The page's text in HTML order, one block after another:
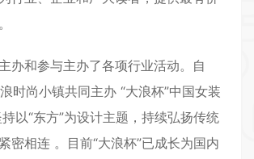
办和参与主办了各项行业活动。自
时尚小镇共同主办 “大浪杯”中国女装
以“东方”为设计主题，持续弘扬传统
密相连 。目前“大浪杯”已成长为国内